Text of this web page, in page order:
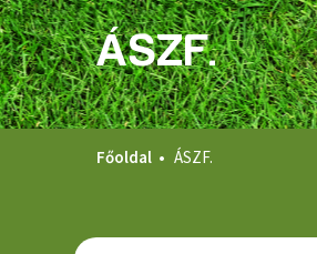
ÁSZF.
Főoldal ÁSZF.